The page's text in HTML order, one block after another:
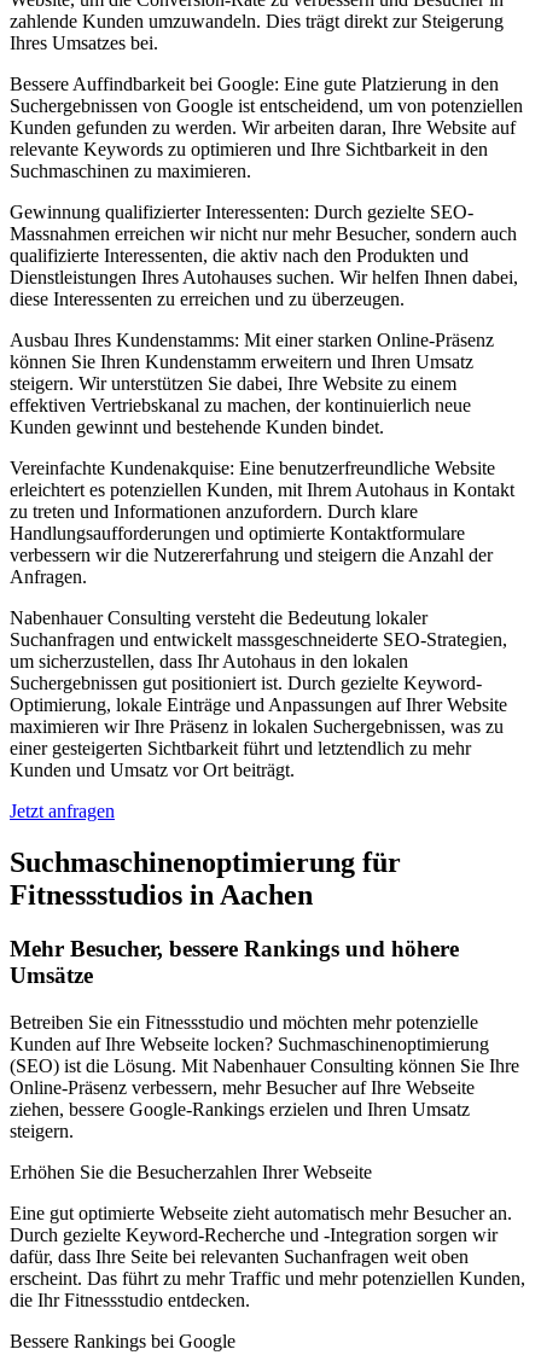
zahlende Kunden umzuwandeln. Dies trägt direkt zur Steigerung
Ihres Umsatzes bei.
Bessere Auffindbarkeit bei Google: Eine gute Platzierung in den
Suchergebnissen von Google ist entscheidend, um von potenziellen
Kunden gefunden zu werden. Wir arbeiten daran, Ihre Website auf
relevante Keywords zu optimieren und Ihre Sichtbarkeit in den
Suchmaschinen zu maximieren.
Gewinnung qualifizierter Interessenten: Durch gezielte SEO-
Massnahmen erreichen wir nicht nur mehr Besucher, sondern auch
qualifizierte Interessenten, die aktiv nach den Produkten und
Dienstleistungen Ihres Autohauses suchen. Wir helfen Ihnen dabei,
diese Interessenten zu erreichen und zu überzeugen.
Ausbau Ihres Kundenstamms: Mit einer starken Online-Präsenz
können Sie Ihren Kundenstamm erweitern und Ihren Umsatz
steigern. Wir unterstützen Sie dabei, Ihre Website zu einem
effektiven Vertriebskanal zu machen, der kontinuierlich neue
Kunden gewinnt und bestehende Kunden bindet.
Vereinfachte Kundenakquise: Eine benutzerfreundliche Website
erleichtert es potenziellen Kunden, mit Ihrem Autohaus in Kontakt
zu treten und Informationen anzufordern. Durch klare
Handlungsaufforderungen und optimierte Kontaktformulare
verbessern wir die Nutzererfahrung und steigern die Anzahl der
Anfragen.
Nabenhauer Consulting versteht die Bedeutung lokaler
Suchanfragen und entwickelt massgeschneiderte SEO-Strategien,
um sicherzustellen, dass Ihr Autohaus in den lokalen
Suchergebnissen gut positioniert ist. Durch gezielte Keyword-
Optimierung, lokale Einträge und Anpassungen auf Ihrer Website
maximieren wir Ihre Präsenz in lokalen Suchergebnissen, was zu
einer gesteigerten Sichtbarkeit führt und letztendlich zu mehr
Kunden und Umsatz vor Ort beiträgt.
Jetzt anfragen
Suchmaschinenoptimierung für
Fitnessstudios in Aachen
Mehr Besucher, bessere Rankings und höhere
Umsätze
Betreiben Sie ein Fitnessstudio und möchten mehr potenzielle
Kunden auf Ihre Webseite locken? Suchmaschinenoptimierung
(SEO) ist die Lösung. Mit Nabenhauer Consulting können Sie Ihre
Online-Präsenz verbessern, mehr Besucher auf Ihre Webseite
ziehen, bessere Google-Rankings erzielen und Ihren Umsatz
steigern.
Erhöhen Sie die Besucherzahlen Ihrer Webseite
Eine gut optimierte Webseite zieht automatisch mehr Besucher an.
Durch gezielte Keyword-Recherche und -Integration sorgen wir
dafür, dass Ihre Seite bei relevanten Suchanfragen weit oben
erscheint. Das führt zu mehr Traffic und mehr potenziellen Kunden,
die Ihr Fitnessstudio entdecken.
Bessere Rankings bei Google